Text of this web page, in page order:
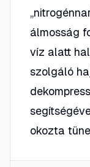
álmosság
víz alatt
szolgáló
okozta